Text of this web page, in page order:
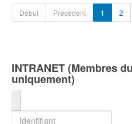
Début Précédent 1 2
INTRANET (Membres
uniquement)